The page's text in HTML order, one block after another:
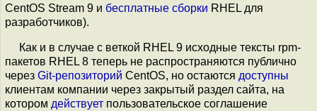
CentOS Stream 9 и бесплатные сборки RHEL для
разработчиков).
Как и в случае с веткой RHEL 9 исходные тексты rpm-
пакетов RHEL 8 теперь не распространяются публично
через Git-репозиторий CentOS, но остаются доступны
клиентам компании через закрытый раздел сайта, на
котором действует пользовательское соглашение